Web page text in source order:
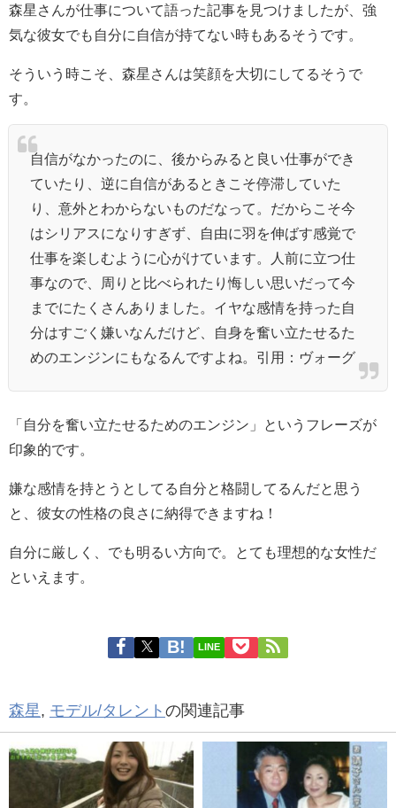
森星さんが仕事について語った記事を見つけましたが、強
気な彼女でも自分に自信が持てない時もあるそうです。
そういう時こそ、森星さんは笑顔を大切にしてるそうで
す。
自信がなかったのに、後からみると良い仕事ができ
ていたり、逆に自信があるときこそ停滞していた
り、意外とわからないものだなって。だからこそ今
はシリアスになりすぎず、自由に羽を伸ばす感覚で
仕事を楽しむように心がけています。人前に立つ仕
事なので、周りと比べられたり悔しい思いだって今
までにたくさんありました。イヤな感情を持った自
分はすごく嫌いなんだけど、自身を奮い立たせるた
めのエンジンにもなるんですよね。 引用：ヴォーグ
「自分を奮い立たせるためのエンジン」というフレーズが
印象的です。
嫌な感情を持とうとしてる自分と格闘してるんだと思う
と、彼女の性格の良さに納得できますね！
自分に厳しく、でも明るい方向で。とても理想的な女性だ
といえます。
LINE
森星 モデル/タレント の関連記事